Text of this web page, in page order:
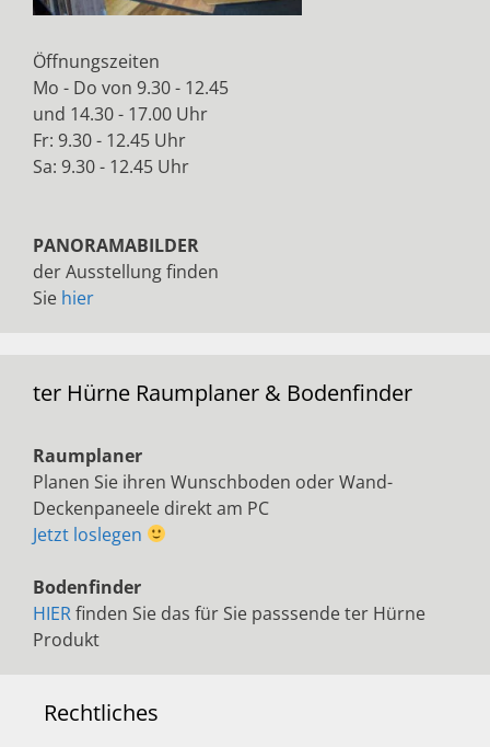
Öffnungszeiten
Mo - Do von 9.30 - 12.45
und 14.30 - 17.00 Uhr
Fr: 9.30 - 12.45 Uhr
Sa: 9.30 - 12.45 Uhr
PANORAMABILDER
der Ausstellung finden
Sie hier
ter Hürne Raumplaner & Bodenfinder
Raumplaner
Planen Sie ihren Wunschboden oder Wand-
Deckenpaneele direkt am PC
Jetzt loslegen
Bodenfinder
HIERfinden Sie das für Sie passsende ter Hürne
Produkt
Rechtliches